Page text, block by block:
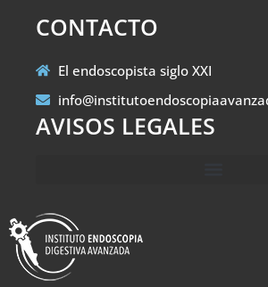
CONTACTO
El endoscopista siglo XXI
AVISOS LEGALES